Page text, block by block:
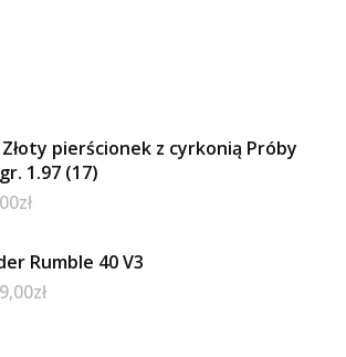
pierścionek z cyrkonią Próby
1.97 (17)
zł
Rumble 40 V3
zł